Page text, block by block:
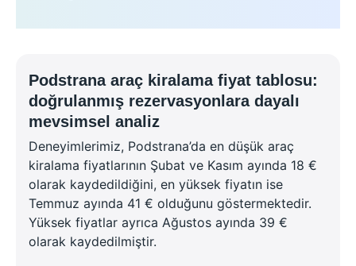
Podstrana araç kiralama fiyat tablosu:
doğrulanmış rezervasyonlara dayalı
mevsimsel analiz
Deneyimlerimiz, Podstrana’da en düşük araç
kiralama fiyatlarının Şubat ve Kasım ayında 18 €
olarak kaydedildiğini, en yüksek fiyatın ise
Temmuz ayında 41 € olduğunu göstermektedir.
Yüksek fiyatlar ayrıca Ağustos ayında 39 €
olarak kaydedilmiştir.